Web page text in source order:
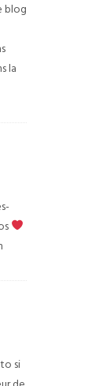
blog
la
si